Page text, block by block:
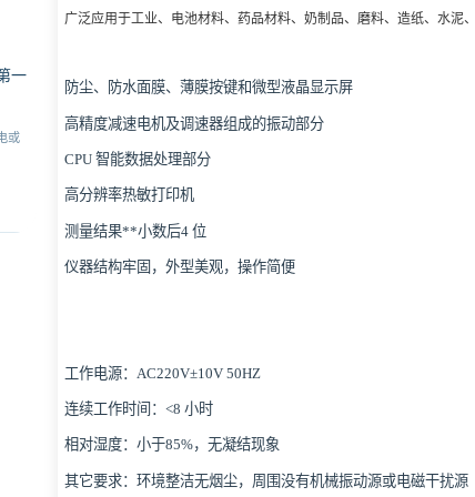
一
或
广泛应用于工业、电池材料、药品材料、奶制品、磨料、造纸、水泥
防尘、防水面膜、薄膜按键和微型液晶显示屏
高精度减速电机及调速器组成的振动部分
CPU 智能数据处理部分
高分辨率热敏打印机
测量结果**小数后4 位
仪器结构牢固，外型美观，操作简便
工作电源：AC220V±10V 50HZ
连续工作时间：<8 小时
相对湿度：小于85%，无凝结现象
其它要求：环境整洁无烟尘，周围没有机械振动源或电磁干扰源